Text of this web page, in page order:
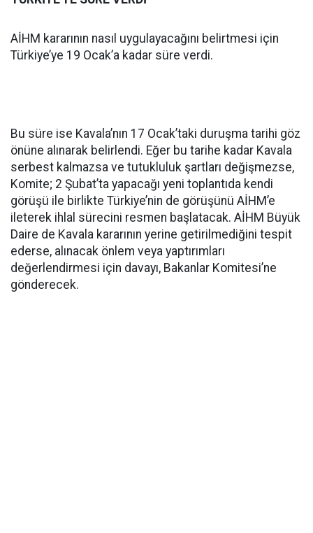
AİHM kararının nasıl uygulayacağını belirtmesi için
Türkiye’ye 19 Ocak’a kadar süre verdi.
Bu süre ise Kavala’nın 17 Ocak’taki duruşma tarihi göz
önüne alınarak belirlendi. Eğer bu tarihe kadar Kavala
serbest kalmazsa ve tutukluluk şartları değişmezse,
Komite; 2 Şubat’ta yapacağı yeni toplantıda kendi
görüşü ile birlikte Türkiye’nin de görüşünü AİHM’e
ileterek ihlal sürecini resmen başlatacak. AİHM Büyük
Daire de Kavala kararının yerine getirilmediğini tespit
ederse, alınacak önlem veya yaptırımları
değerlendirmesi için davayı, Bakanlar Komitesi’ne
gönderecek.